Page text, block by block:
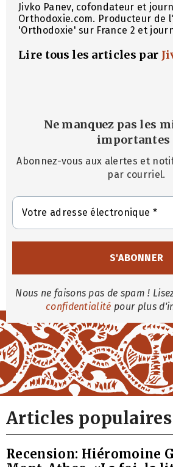
Jivko Panev, cofondateur et
Orthodoxie.com. Producteur de
'Orthodoxie' sur France 2 et
Lire tous les articles par
Ne manquez pas les
importantes
Abonnez-vous aux alertes et
par courriel.
Nous ne faisons pas de spam !
confidentialité pour plus
Articles populaires
Recension: Hiéromoine